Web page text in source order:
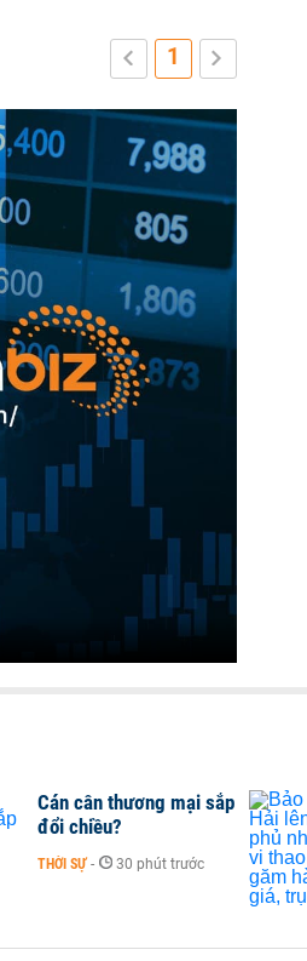
1
Cán cân thương mại sắp
đổi chiều?
THỜI SỰ - 30 phút trước